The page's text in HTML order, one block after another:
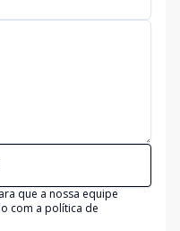
que a nossa equipe
com a política de